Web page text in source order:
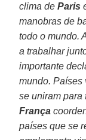
clima deParis
manobras de
todo o mundo.
a trabalhar
importante
mundo. Países
se uniram para
França
países que se